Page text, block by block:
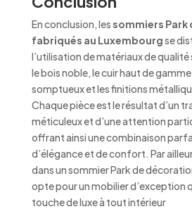
En conclusion, les sommiers
fabriqués au Luxembourgse
l’utilisation de matériaux de
le bois noble, le cuir haut de
somptueux et les finitions
Chaque pièce est le résultat d’un
méticuleux et d’une attention
offrant ainsi une combinaison
d’élégance et de confort. Par
dans un sommier Park de
opte pour un mobilier d’exception
touche de luxe à tout intérieur